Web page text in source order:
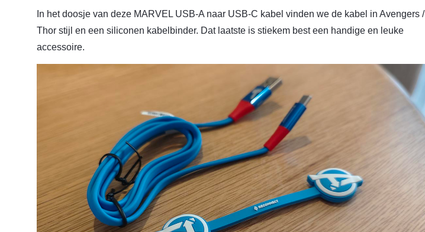
In het doosje van deze MARVEL USB-A naar USB-C kabel vinden we de kabel in Avengers /
Thor stijl en een siliconen kabelbinder. Dat laatste is stiekem best een handige en leuke
accessoire.